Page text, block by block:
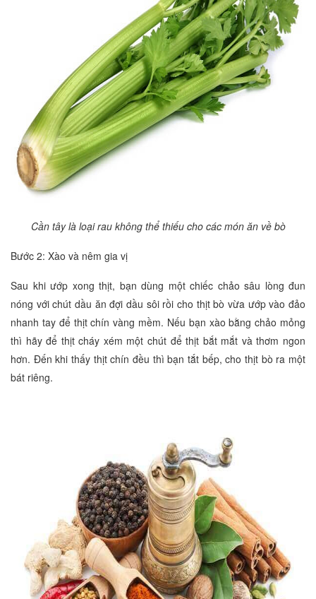
Cần tây là loại rau không thể thiếu cho các món ăn về bò
Bước 2: Xào và nêm gia vị
Sau khi ướp xong thịt, bạn dùng một chiếc chảo sâu lòng đun
nóng với chút dầu ăn đợi dầu sôi rồi cho thịt bò vừa ướp vào đảo
nhanh tay để thịt chín vàng mềm. Nếu bạn xào bằng chảo mỏng
thì hãy để thịt cháy xém một chút để thịt bắt mắt và thơm ngon
hơn. Đến khi thấy thịt chín đều thì bạn tắt bếp, cho thịt bò ra một
bát riêng.